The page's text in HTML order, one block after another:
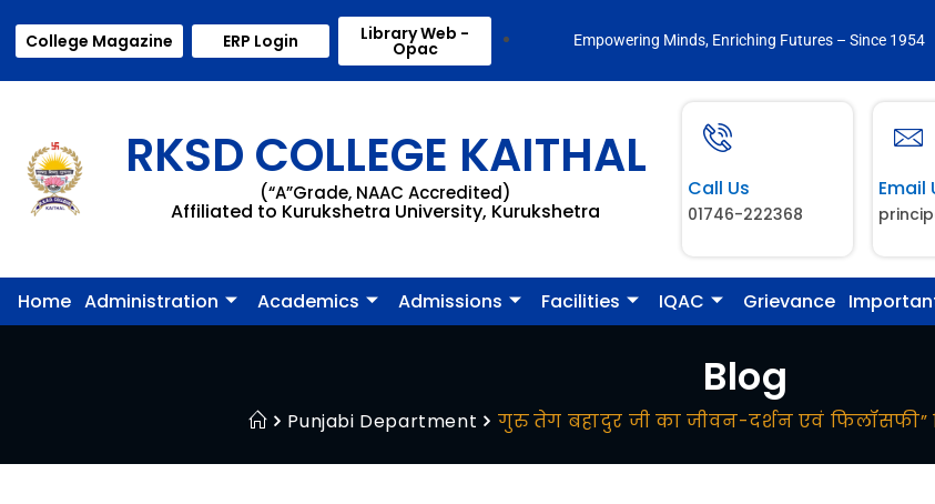
College Magazine ERP Login Library Web -
Opac Empowering Minds, Enriching Futures – Since 1954
RKSD COLLEGE KAITHAL
(“A”Grade, NAAC Accredited)
Affiliated to Kurukshetra University, Kurukshetra
Call Us
01746-222368
Email
Home Administration Academics Admissions Facilities IQAC Grievance
Blog
Punjabi Department गुरु तेग बहादुर जी का जीवन-दर्शन एवं